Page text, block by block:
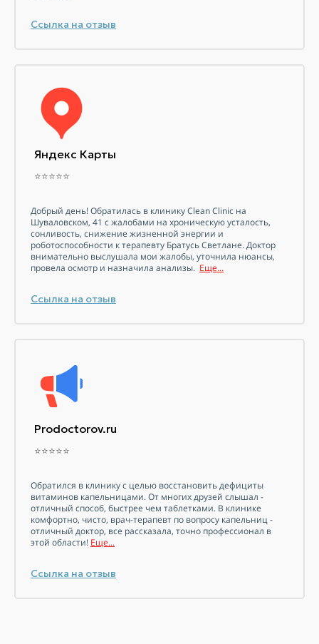
Ссылка на отзыв
Яндекс Карты
⭐⭐⭐⭐⭐
Добрый день! Обратилась в клинику Clean Clinic на
Шуваловском, 41 с жалобами на хроническую усталость,
сонливость, снижение жизненной энергии и
роботоспособности к терапевту Братусь Светлане. Доктор
внимательно выслушала мои жалобы, уточнила нюансы,
провела осмотр и назначила анализы. Еще...
Ссылка на отзыв
Prodoctorov.ru
⭐⭐⭐⭐⭐
Обратился в клинику с целью восстановить дефициты
витаминов капельницами. От многих друзей слышал -
отличный способ, быстрее чем таблетками. В клинике
комфортно, чисто, врач-терапевт по вопросу капельниц -
отличный доктор, все рассказала, точно профессионал в
этой области! Еще...
Ссылка на отзыв